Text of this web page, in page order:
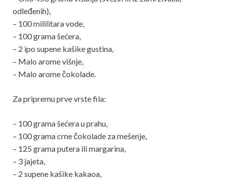
odleđenih),
– 100 mililitara vode,
– 100 grama šećera,
– 2 ipo supene kašike gustina,
– Malo arome višnje,
– Malo arome čokolade.
Za pripremu prve vrste fila:
– 100 grama šećera u prahu,
– 100 grama crne čokolade za mešenje,
– 125 grama putera ili margarina,
– 3 jajeta,
– 2 supene kašike kakaoa,